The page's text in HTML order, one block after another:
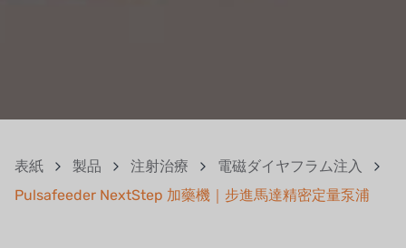
表紙 製品 注射治療
電磁ダイヤフラム注入
Pulsafeeder NextStep 加藥機｜步進馬達精密定量泵浦